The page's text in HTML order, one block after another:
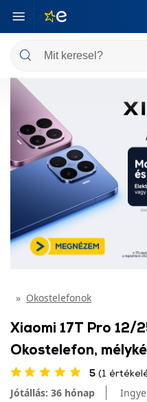
Okostelefonok
Xiaomi 17T Pro 12/
Okostelefon,
5 (1
Jótállás: 36 hónap